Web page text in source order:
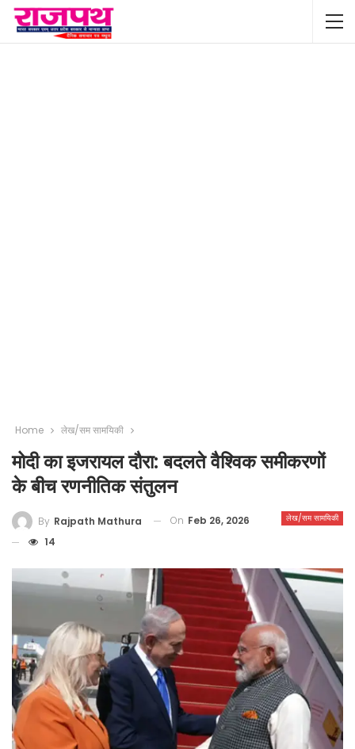
Home लेख/सम सामयिकी
मोदी का इजरायल दौरा: बदलते वैश्विक समीकरणों
के बीच रणनीतिक संतुलन
लेख/सम सामयिकी
By Rajpath Mathura On Feb 26, 2026
14